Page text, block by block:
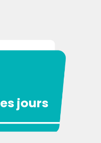
jours